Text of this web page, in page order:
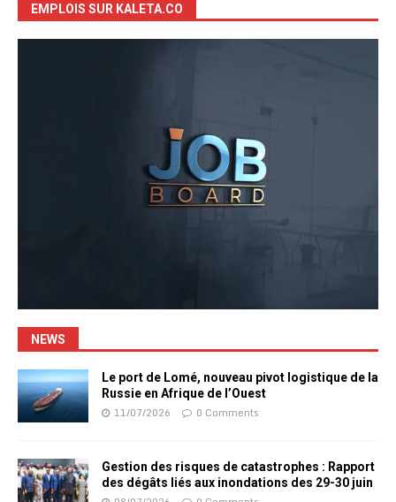
EMPLOIS SUR KALETA.CO
NEWS
Le port de Lomé, nouveau pivot logistique de la
Russie en Afrique de l’Ouest
11/07/2026 0 Comments
Gestion des risques de catastrophes : Rapport
des dégâts liés aux inondations des 29-30 juin